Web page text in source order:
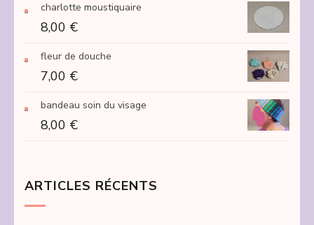
charlotte moustiquaire
8,00 €
fleur de douche
7,00 €
bandeau soin du visage
8,00 €
ARTICLES RÉCENTS